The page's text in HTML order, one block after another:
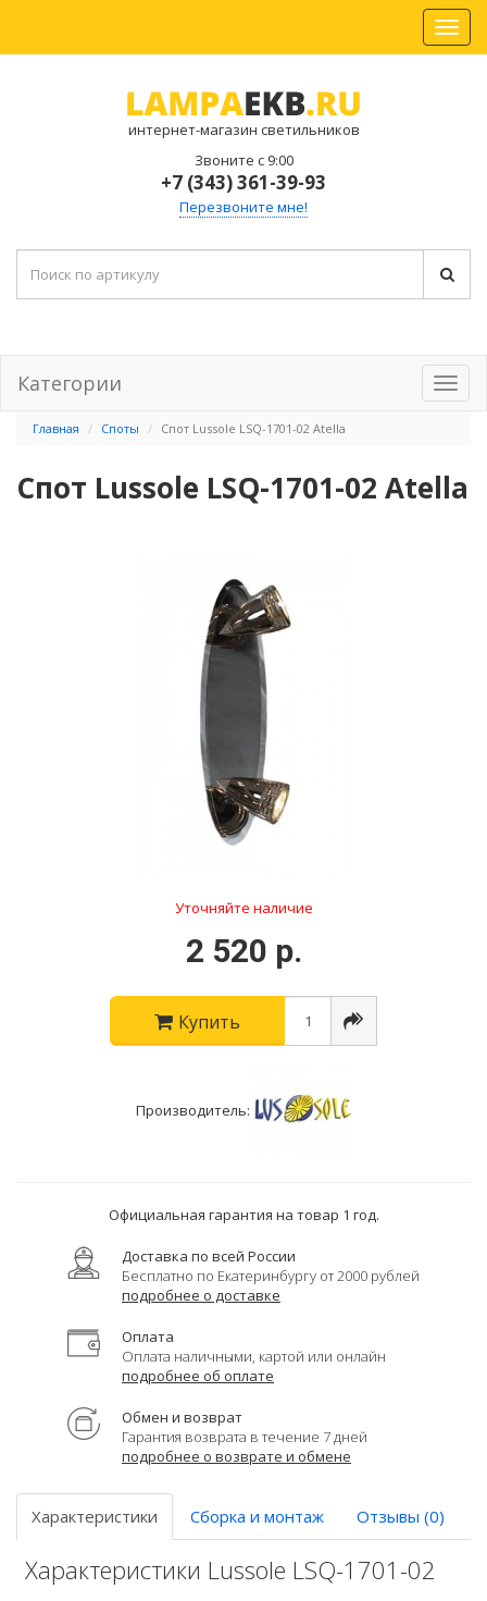
интернет-магазин светильников
Звоните с 9:00
+7 (343) 361-39-93
Перезвоните мне!
Категории
Главная Споты Спот Lussole LSQ-1701-02 Atella
Спот Lussole LSQ-1701-02 Atella
Уточняйте наличие
2 520 р.
Купить
Производитель:
Официальная гарантия на товар 1 год.
Доставка по всей России
Бесплатно по Екатеринбургу от 2000 рублей
подробнее о доставке
Оплата
Оплата наличными, картой или онлайн
подробнее об оплате
Обмен и возврат
Гарантия возврата в течение 7 дней
подробнее о возврате и обмене
Характеристики Сборка и монтаж Отзывы (0)
Характеристики Lussole LSQ-1701-02